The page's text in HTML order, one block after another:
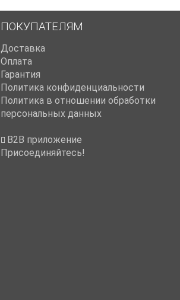
ПОКУПАТЕЛЯМ
Доставка
Оплата
Гарантия
Политика конфиденциальности
Политика в отношении обработки
персональных данных
B2B приложение
Присоединяйтесь!